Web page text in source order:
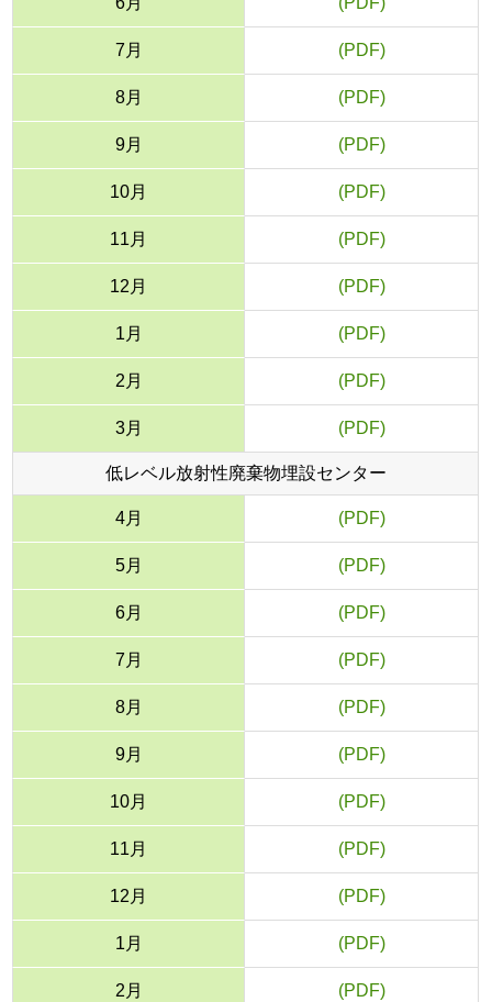
7月 ■
8月 ■
9月 ■
10月 ■
11月 ■
12月 ■
1月 ■
2月 ■
3月 ■
低レベル放射性廃棄物埋設センター
4月 ■
5月 ■
6月 ■
7月 ■
8月 ■
9月 ■
10月 ■
11月 ■
12月 ■
1月 ■
2月 ■